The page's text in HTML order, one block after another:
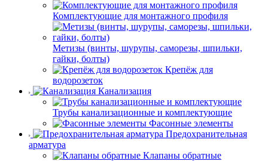
Комплектующие для монтажного профиля
Метизы (винты, шурупы, саморезы, шпильки,
гайки, болты)
Крепёж для
водорозеток
Канализация
Трубы канализационные и комплектующие
Фасонные элементы
Предохранительная
арматура
Клапаны обратные